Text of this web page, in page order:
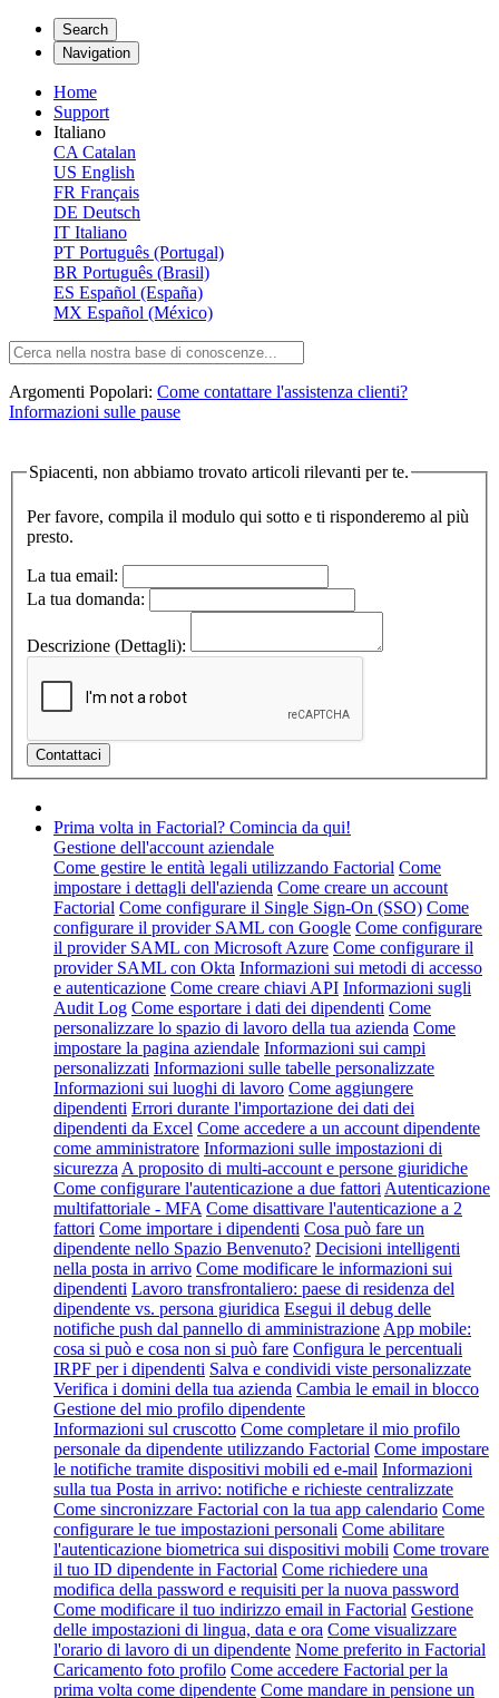
Search
Navigation
Home
Support
Italiano
CA Catalan
US English
FR Français
DE Deutsch
IT Italiano
PT Português (Portugal)
BR Português (Brasil)
ES Español (España)
MX Español (México)
Argomenti Popolari: Come contattare l'assistenza clienti?
Informazioni sulle pause
Spiacenti, non abbiamo trovato articoli rilevanti per te.
Per favore, compila il modulo qui sotto e ti risponderemo al più
presto.
La tua email:
La tua domanda:
Descrizione (Dettagli):
Prima volta in Factorial? Comincia da qui!
Gestione dell'account aziendale
Come gestire le entità legali utilizzando Factorial Come
impostare i dettagli dell'azienda Come creare un account
Factorial Come configurare il Single Sign-On (SSO) Come
configurare il provider SAML con Google Come configurare
il provider SAML con Microsoft Azure Come configurare il
provider SAML con Okta Informazioni sui metodi di accesso
e autenticazione Come creare chiavi API Informazioni sugli
Audit Log Come esportare i dati dei dipendenti Come
personalizzare lo spazio di lavoro della tua azienda Come
impostare la pagina aziendale Informazioni sui campi
personalizzati Informazioni sulle tabelle personalizzate
Informazioni sui luoghi di lavoro Come aggiungere
dipendenti Errori durante l'importazione dei dati dei
dipendenti da Excel Come accedere a un account dipendente
come amministratore Informazioni sulle impostazioni di
sicurezza A proposito di multi-account e persone giuridiche
Come configurare l'autenticazione a due fattori Autenticazione
multifattoriale - MFA Come disattivare l'autenticazione a 2
fattori Come importare i dipendenti Cosa può fare un
dipendente nello Spazio Benvenuto? Decisioni intelligenti
nella posta in arrivo Come modificare le informazioni sui
dipendenti Lavoro transfrontaliero: paese di residenza del
dipendente vs. persona giuridica Esegui il debug delle
notifiche push dal pannello di amministrazione App mobile:
cosa si può e cosa non si può fare Configura le percentuali
IRPF per i dipendenti Salva e condividi viste personalizzate
Verifica i domini della tua azienda Cambia le email in blocco
Gestione del mio profilo dipendente
Informazioni sul cruscotto Come completare il mio profilo
personale da dipendente utilizzando Factorial Come impostare
le notifiche tramite dispositivi mobili ed e-mail Informazioni
sulla tua Posta in arrivo: notifiche e richieste centralizzate
Come sincronizzare Factorial con la tua app calendario Come
configurare le tue impostazioni personali Come abilitare
l'autenticazione biometrica sui dispositivi mobili Come trovare
il tuo ID dipendente in Factorial Come richiedere una
modifica della password e requisiti per la nuova password
Come modificare il tuo indirizzo email in Factorial Gestione
delle impostazioni di lingua, data e ora Come visualizzare
l'orario di lavoro di un dipendente Nome preferito in Factorial
Caricamento foto profilo Come accedere Factorial per la
prima volta come dipendente Come mandare in pensione un